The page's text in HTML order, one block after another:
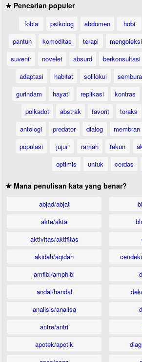
★ Pencarian populer
fobia psikolog abdomen hobi
pantun
komoditas terapi mengoleksi
suvenir
novelet absurd berkonsultasi
adaptasi
habitat solilokui
gurindam
hayati replikasi kontras
polkadot
abstrak favorit toraks
antologi
predator dialog membran
populasi
jujur ramah tekun
optimis
untuk cerdas
★ Mana penulisan kata yang benar?
abjad/abjat
akte/akta
aktivitas/aktifitas
akidah/aqidah
amfibi/amphibi
andal/handal
analisis/analisa
antre/antri
apotek/apotik